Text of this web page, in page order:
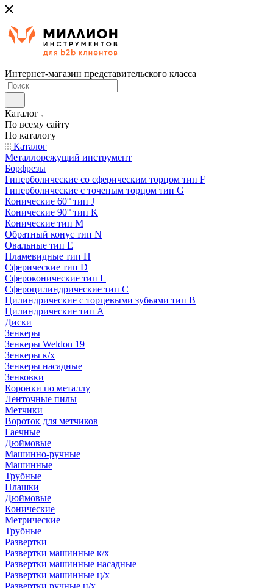
Интернет-магазин представительского класса
Каталог
По всему сайту
По каталогу
Каталог
Металлорежущий инструмент
Борфрезы
Гиперболические cо сферическим торцом тип F
Гиперболические с точеным торцом тип G
Конические 60° тип J
Конические 90° тип K
Конические тип M
Обратный конус тип N
Овальные тип E
Пламевидные тип H
Сферические тип D
Сфероконические тип L
Сфероцилиндрические тип C
Цилиндрические с торцевыми зубьями тип B
Цилиндрические тип А
Диски
Зенкеры
Зенкеры Weldon 19
Зенкеры к/х
Зенкеры насадные
Зенковки
Коронки по металлу
Ленточные пилы
Метчики
Вороток для метчиков
Гаечные
Дюймовые
Машинно-ручные
Машинные
Трубные
Плашки
Дюймовые
Конические
Метрические
Трубные
Развертки
Развертки машинные к/х
Развертки машинные насадные
Развертки машинные ц/х
Развертки ручные ц/х